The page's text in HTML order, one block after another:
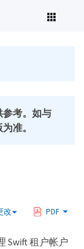
参考。如与
准。
改 PDF
Swift 租户帐户